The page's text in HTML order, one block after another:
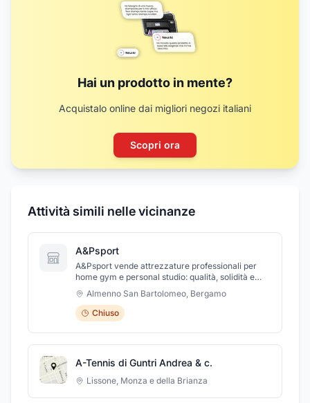
Hai un prodotto in mente?
Acquistalo online dai migliori negozi italiani
Scopri ora
Attività simili nelle vicinanze
A&Psport
A&Psport vende attrezzature professionali per
home gym e personal studio: qualità, solidità e
assistenza garantita in tutta Italia. Spedizioni
gratuite.
Almenno San Bartolomeo, Bergamo
Chiuso
A-Tennis di Guntri Andrea & c.
Lissone, Monza e della Brianza